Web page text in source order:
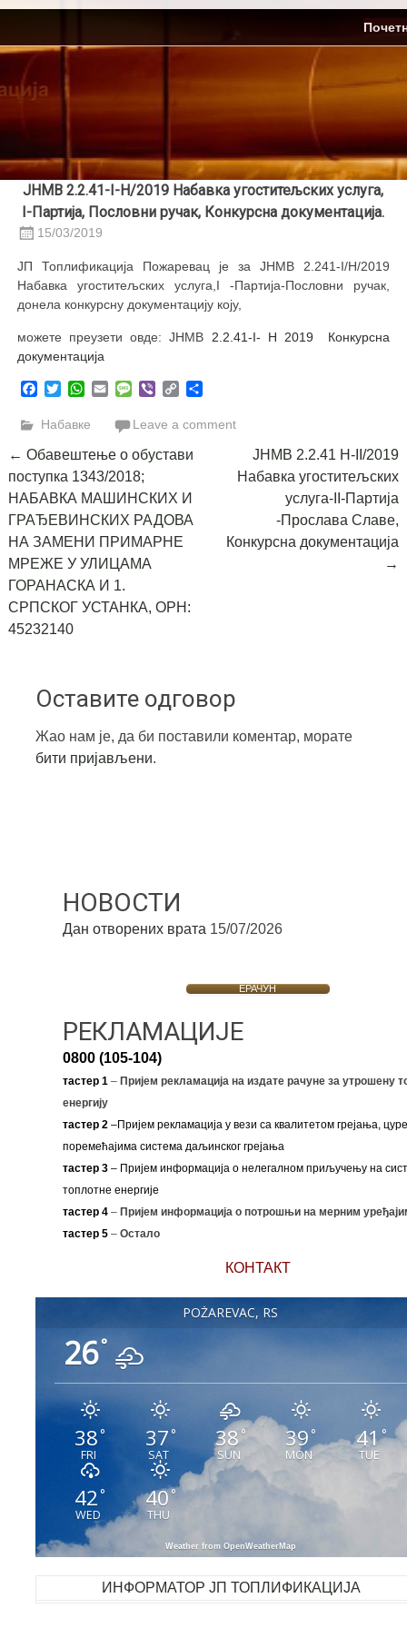
Skip
content
ЈНМВ 2.2.41-I-Н/2019 Набавка угоститељских услуга,
I-Партија, Пословни ручак, Конкурсна документација.
15/03/2019
ЈП Топлификација Пожаревац је за ЈНМВ 2.241-I/Н/2019
Набавка угоститељских услуга,I -Партија-Пословни ручак,
донела конкурсну документацију коју,
можете преузети овде: ЈНМВ 2.2.41-I- Н 2019 Конкурсна
документација
Facebook
TwitterWhatsApp
EmailMessage
ViberCopy
Набавке Leave a comment
Post
navigation
← Обавештење о обустави
поступка 1343/2018;
НАБАВКА МАШИНСКИХ И
ГРАЂЕВИНСКИХ РАДОВА
НА ЗАМЕНИ ПРИМАРНЕ
МРЕЖЕ У УЛИЦАМА
ГОРАНАСКА И 1.
СРПСКОГ УСТАНКА, ОРН:
45232140
ЈНМВ 2.2.41 Н-II/2019
Набавка угоститељских
услуга-II-Партија
-Прослава Славе,
Конкурсна документација
→
Оставите одговор
Жао нам је, да би поставили коментар, морате
бити пријављени.
НОВОСТИ
Дан отворених врата 15/07/2026
ЕРАЧУН
РЕКЛАМАЦИЈЕ
0800 (105-104)
тастер 1–Пријем рекламација на издате рачуне за утрошену
енергију
тастер 2–Пријем рекламација у вези са квалитетом грејања,
поремећајима система даљинског грејања
тастер 3– Пријем информација о нелегалном приључењу на
топлотне енергије
тастер 4 – Пријем информација о потрошњи на мерним
тастер 5 – Остало
КОНТАКТ
POŽAREVAC, RS
26°
38°
FRI
37 °
SAT
38°
SUN
39 °
MON
41°
TUE
42°
WED
40°
THU
Weather from OpenWeatherMap
ИНФОРМАТОР ЈП ТОПЛИФИКАЦИЈА